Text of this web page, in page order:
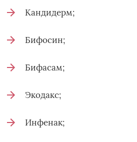
Кандидерм;
Бифосин;
Бифасам;
Экодакс;
Инфенак;